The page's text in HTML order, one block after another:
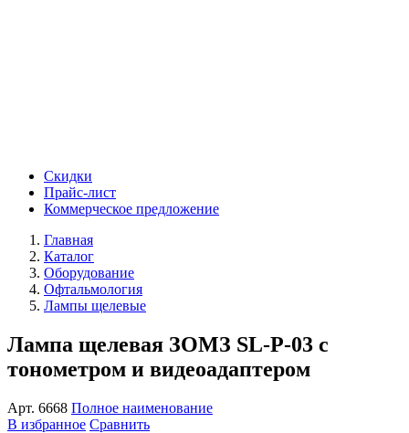
Скидки
Прайс-лист
Коммерческое предложение
Главная
Каталог
Оборудование
Офтальмология
Лампы щелевые
Лампа щелевая ЗОМЗ SL-P-03 с
тонометром и видеоадаптером
Арт. 6668 Полное наименование
В избранное Сравнить